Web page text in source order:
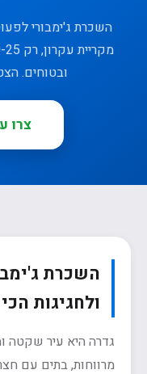
השכרת ג'ימבורי
ובטוחים.
צרו
השכרת
ולחגיגות
גדרה היא עיר שקטה
מרווחות, בתים עם